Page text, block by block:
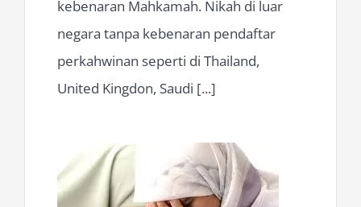
kebenaran Mahkamah. Nikah di luar
negara tanpa kebenaran pendaftar
perkahwinan seperti di Thailand,
United Kingdon, Saudi [...]